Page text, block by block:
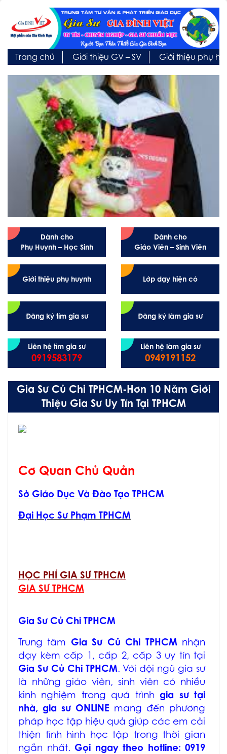
Trang chủ Giới thiệu GV – SV Giới thiệu phụ
Dành cho
Phụ Huynh – Học Sinh
Giới thiệu phụ huynh
Đăng ký tìm gia sư
Liên hệ tìm gia sư
0919583179
Dành cho
Giáo Viên – Sinh Viên
Lớp dạy hiện có
Đăng ký làm gia sư
Liên hệ làm gia sư
0949191152
Gia Sư Củ Chi TPHCM-Hơn 10 Năm Giới
Thiệu Gia Sư Uy Tín Tại TPHCM
Cơ Quan Chủ Quản
Sở Giáo Dục Và Đào Tạo TPHCM
Đại Học Sư Phạm TPHCM
HỌC PHÍ GIA SƯ TPHCM
GIA SƯ TPHCM
Gia Sư Củ Chi TPHCM
Trung tâm Gia Sư Củ Chi TPHCMnhận
dạy kèm cấp 1, cấp 2, cấp 3 uy tín tại
Gia Sư Củ Chi TPHCM. Với đội ngũ gia sư
là những giáo viên, sinh viên có nhiều
kinh nghiệm trong quá trìnhgia sư tại
nhà, gia sư ONLINE mang đến phương
pháp học tập hiệu quả giúp các em cải
thiện tình hình học tập trong thời gian
ngắn nhất. Gọi ngay theo hotline: 0919